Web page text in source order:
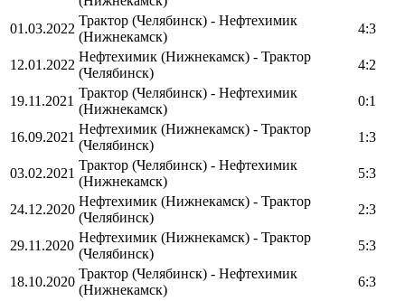
01.03.2022
Трактор (Челябинск) - Нефтехимик
(Нижнекамск)
4:3
12.01.2022
Нефтехимик (Нижнекамск) - Трактор
(Челябинск)
4:2
19.11.2021
Трактор (Челябинск) - Нефтехимик
(Нижнекамск)
0:1
16.09.2021
Нефтехимик (Нижнекамск) - Трактор
(Челябинск)
1:3
03.02.2021
Трактор (Челябинск) - Нефтехимик
(Нижнекамск)
5:3
24.12.2020
Нефтехимик (Нижнекамск) - Трактор
(Челябинск)
2:3
29.11.2020
Нефтехимик (Нижнекамск) - Трактор
(Челябинск)
5:3
18.10.2020
Трактор (Челябинск) - Нефтехимик
(Нижнекамск)
6:3